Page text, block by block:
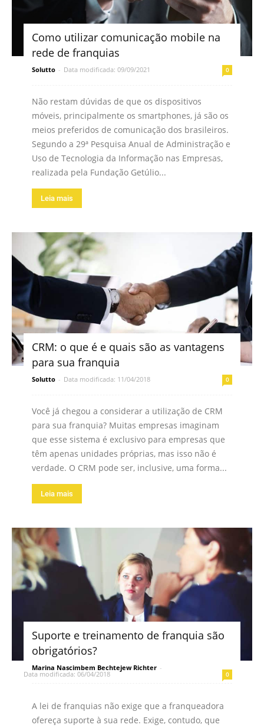
Como utilizar comunicação mobile na
rede de franquias
Solutto - Data modificada: 09/09/2021 0
Não restam dúvidas de que os dispositivos
móveis, principalmente os smartphones, já são os
meios preferidos de comunicação dos brasileiros.
Segundo a 29ª Pesquisa Anual de Administração e
Uso de Tecnologia da Informação nas Empresas,
realizada pela Fundação Getúlio...
Leia mais
CRM: o que é e quais são as vantagens
para sua franquia
Solutto - Data modificada: 11/04/2018 0
Você já chegou a considerar a utilização de CRM
para sua franquia? Muitas empresas imaginam
que esse sistema é exclusivo para empresas que
têm apenas unidades próprias, mas isso não é
verdade. O CRM pode ser, inclusive, uma forma...
Leia mais
Suporte e treinamento de franquia são
obrigatórios?
Marina Nascimbem Bechtejew Richter -
Data modificada: 06/04/2018 0
A lei de franquias não exige que a franqueadora
ofereça suporte à sua rede. Exige, contudo, que